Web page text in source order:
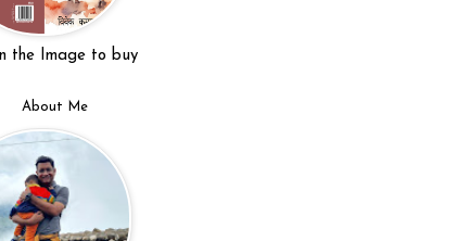
the Image to buy
About Me